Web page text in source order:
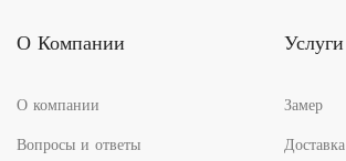
О Компании
О компании
Вопросы и ответы
Услуги
Замер
Доставка